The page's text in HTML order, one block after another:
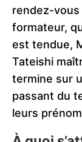
rendez-
formateur,
est tendue,
Tateishi
termine sur
passant du
leurs